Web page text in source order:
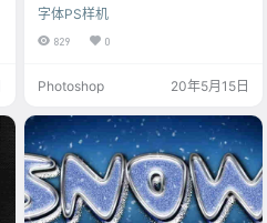
版，快速生成提高你的工作效率，
每一个样机素材高清可印刷，字体
们精心筛选，助你打造炫酷文字log
计师对mockups样机素材的各种需
求。
字体PS样机
829 0
Photoshop 20年5月15日